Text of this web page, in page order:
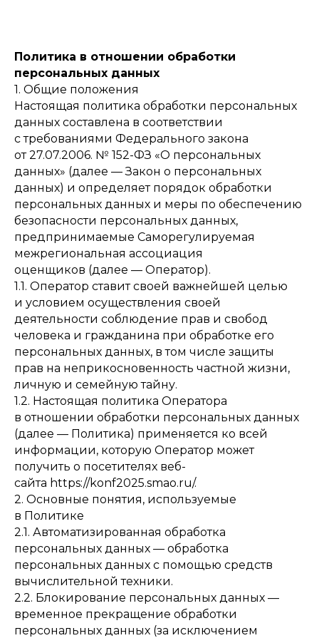
Политика в отношении обработки
персональных данных
1. Общие положения
Настоящая политика обработки персональных
данных составлена в соответствии
с требованиями Федерального закона
от 27.07.2006. № 152-ФЗ «О персональных
данных» (далее — Закон о персональных
данных) и определяет порядок обработки
персональных данных и меры по обеспечению
безопасности персональных данных,
предпринимаемые Саморегулируемая
межрегиональная ассоциация
оценщиков (далее — Оператор).
1.1. Оператор ставит своей важнейшей целью
и условием осуществления своей
деятельности соблюдение прав и свобод
человека и гражданина при обработке его
персональных данных, в том числе защиты
прав на неприкосновенность частной жизни,
личную и семейную тайну.
1.2. Настоящая политика Оператора
в отношении обработки персональных данных
(далее — Политика) применяется ко всей
информации, которую Оператор может
получить о посетителях веб-
сайта https://konf2025.smao.ru/.
2. Основные понятия, используемые
в Политике
2.1. Автоматизированная обработка
персональных данных — обработка
персональных данных с помощью средств
вычислительной техники.
2.2. Блокирование персональных данных —
временное прекращение обработки
персональных данных (за исключением